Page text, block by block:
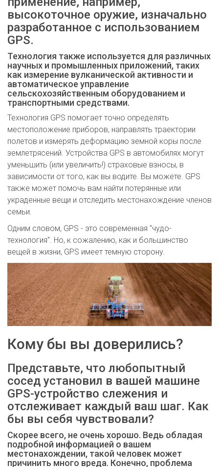
высокоточное оружие, изначально
разработанное с использованием
GPS.
Технология также используется для различных
научных и промышленных приложений, таких
как измерение вулканической активности и
автоматическое управление
сельскохозяйственным оборудованием и
транспортными средствами.
Технология GPS помогает точно определять
местоположение приборов, направлять траектории
полетов и измерять деформацию земной коры после
землетрясений. Устройства GPS в автомобилях могут
уменьшить (или увеличить!) страховые взносы, в
зависимости от того, как вы водите. Вы можете. GPS
также может помочь вам найти потерянные или
украденные вещи и отследить местонахождение членов
семьи.
Одним словом, GPS - это современная "чудо-
технология". Но, к сожалению, как и большинство
вещей в жизни, GPS имеет темную сторону.
Кому бы вы доверились?
Представьте, что любопытный
сосед установил в вашей машине
GPS-устройство слежения и
отслеживает каждый ваш шаг. Как
бы вы себя чувствовали?
Скорее всего, не очень хорошо. Ведь обладая
подробной информацией о вашем
местонахождении, такой человек может
причинить много вреда. Конечно, проблема